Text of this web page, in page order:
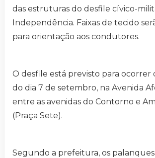
das estruturas do desfile cívico-
Independência. Faixas de tecido
para orientação aos condutores.
O desfile está previsto para ocorrer
do dia 7 de setembro, na Avenida
entre as avenidas do Contorno e
(Praça Sete).
Segundo a prefeitura, os palanques